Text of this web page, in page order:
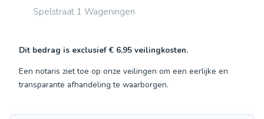
Spelstraat 1 Wageningen
Dit bedrag is exclusief€ 6,95 veilingkosten.
Een notaris ziet toe op onze veilingen om een eerlijke en
transparante afhandeling te waarborgen.